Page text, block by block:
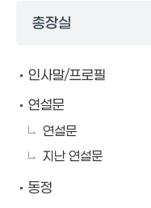
총장실
인사말/프로필
연설문
연설문
지난 연설문
동정